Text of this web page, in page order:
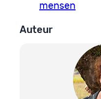
mensen
Auteur